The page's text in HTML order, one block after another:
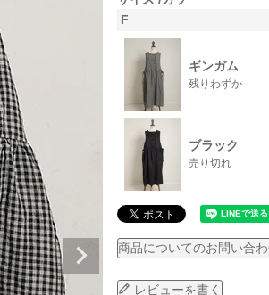
F
ギンガム
残りわずか
ブラック
売り切れ
商品についてのお問い合
レビューを書く